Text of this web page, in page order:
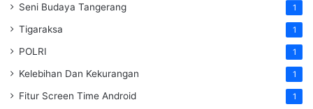
Seni Budaya Tangerang 1
Tigaraksa 1
POLRI 1
Kelebihan Dan Kekurangan 1
Fitur Screen Time Android 1